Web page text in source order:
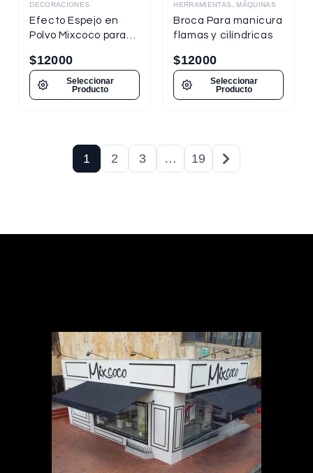
Destacado
DECORACIONES
Efecto Espejo en
Polvo Mixcoco para
$12000
Seleccionar
Producto
HERRAMIENTAS, MÁQUINAS
Broca Para manicura
flamas y cilíndricas
$12000
Seleccionar
Producto
1 2 3 … 19